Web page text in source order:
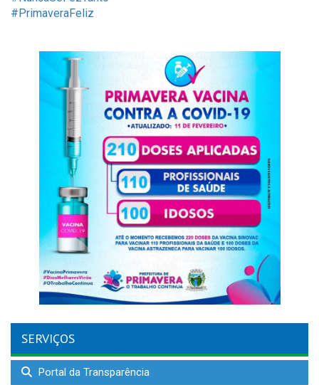
#PrimaveraFeliz
SERVIÇOS
Portal da Transparência